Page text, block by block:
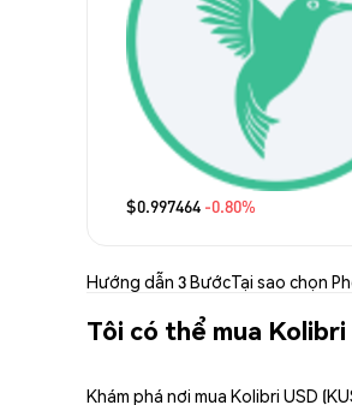
$0.997464 -0.80%
Hướng dẫn 3 BướcTại sao chọn
Tôi có thể mua
Khám phá nơi mua Kolibri USD